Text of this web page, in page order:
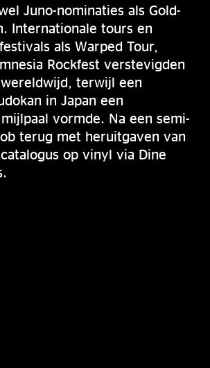
Juno-nominaties als Gold-
Internationale tours en
als Warped Tour,
Rockfest verstevigden
terwijl een
in Japan een
vormde. Na een semi-
terug met heruitgaven van
op vinyl via Dine